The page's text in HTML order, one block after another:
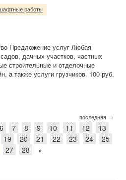
работы
Предложение услуг Любая
дачных участков, частных
строительные и отделочные
а также услуги грузчиков. 100 руб.
последняя →
6 7 8 9 10 11 12
13
19 20 21 22 23 24
25
27 28 »